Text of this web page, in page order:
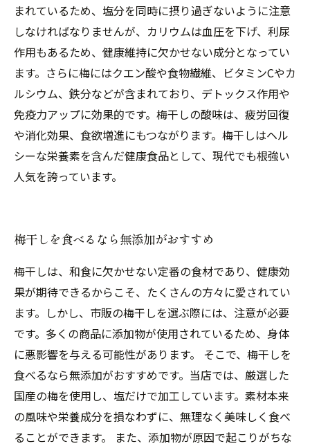
まれているため、塩分を同時に摂り過ぎないように注意
しなければなりませんが、カリウムは血圧を下げ、利尿
作用もあるため、健康維持に欠かせない成分となってい
ます。さらに梅にはクエン酸や食物繊維、ビタミンCやカ
ルシウム、鉄分などが含まれており、デトックス作用や
免疫力アップに効果的です。梅干しの酸味は、疲労回復
や消化効果、食欲増進にもつながります。梅干しはヘル
シーな栄養素を含んだ健康食品として、現代でも根強い
人気を誇っています。
梅干しを食べるなら無添加がおすすめ
梅干しは、和食に欠かせない定番の食材であり、健康効
果が期待できるからこそ、たくさんの方々に愛されてい
ます。しかし、市販の梅干しを選ぶ際には、注意が必要
です。多くの商品に添加物が使用されているため、身体
に悪影響を与える可能性があります。 そこで、梅干しを
食べるなら無添加がおすすめです。当店では、厳選した
国産の梅を使用し、塩だけで加工しています。素材本来
の風味や栄養成分を損なわずに、無理なく美味しく食べ
ることができます。 また、添加物が原因で起こりがちな